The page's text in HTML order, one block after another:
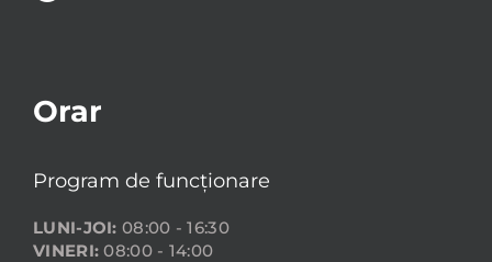
Orar
Program de funcționare
LUNI-JOI: 08:00 - 16:30
VINERI: 08:00 - 14:00